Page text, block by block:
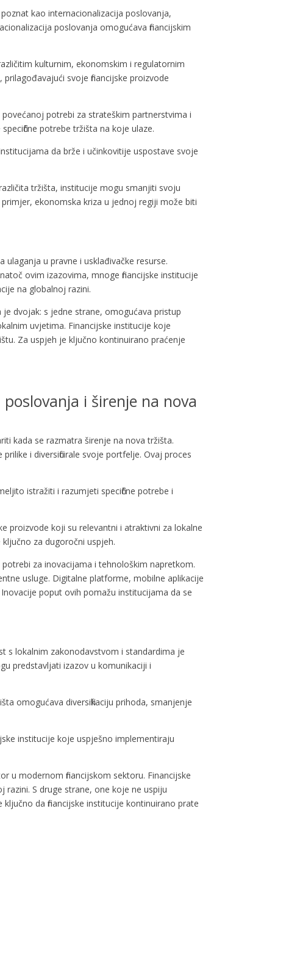
kao internacionalizacija poslovanja,
poslovanja omogućava financijskim
kulturnim, ekonomskim i regulatornim
svoje financijske proizvode
potrebi za strateškim partnerstvima i
potrebe tržišta na koje ulaze.
da brže i učinkovitije uspostave svoje
tržišta, institucije mogu smanjiti svoju
ekonomska kriza u jednoj regiji može biti
u pravne i usklađivačke resurse.
ovim izazovima, mnoge financijske institucije
na globalnoj razini.
je dvojak: s jedne strane, omogućava pristup
uvjetima. Financijske institucije koje
Za uspjeh je ključno kontinuirano praćenje
i širenje na nova
kada se razmatra širenje na nova tržišta.
i diversificirale svoje portfelje. Ovaj proces
istražiti i razumjeti specifične potrebe i
proizvode koji su relevantni i atraktivni za lokalne
za dugoročni uspjeh.
za inovacijama i tehnološkim napretkom.
usluge. Digitalne platforme, mobilne aplikacije
poput ovih pomažu institucijama da se
s lokalnim zakonodavstvom i standardima je
predstavljati izazov u komunikaciji i
omogućava diversifikaciju prihoda, smanjenje
institucije koje uspješno implementiraju
u modernom financijskom sektoru. Financijske
S druge strane, one koje ne uspiju
da financijske institucije kontinuirano prate